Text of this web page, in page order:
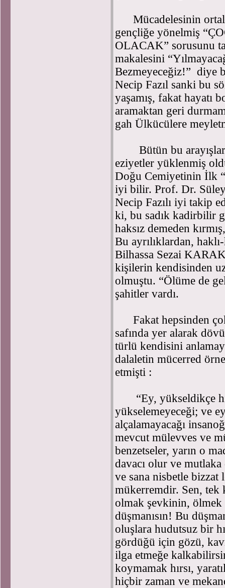
Mücadelesinin
gençliğe yönelmiş
OLACAK” sorusunu
makalesini
Bezmeyeceğiz!” diye
Necip Fazıl sanki bu
yaşamış, fakat hayatı
aramaktan geri
gah Ülkücülere
Bütün bu arayışlar
eziyetler yüklenmiş
Doğu Cemiyetinin İlk
iyi bilir. Prof. Dr.
Necip Fazılı iyi takip
ki, bu sadık kadirbilir
haksız demeden
Bu ayrılıklardan,
Bilhassa Sezai
kişilerin kendisinden
olmuştu. “Ölüme de
şahitler vardı.
Fakat hepsinden
safında yer alarak
türlü kendisini
dalaletin mücerred
etmişti :
“Ey, yükseldikçe
yükselemeyeceği; ve
alçalamayacağı
mevcut mülevves ve
benzetseler, yarın o
davacı olur ve mutlaka
ve sana nisbetle
mükerremdir. Sen, tek
olmak şevkinin, ölmek
düşmanısın! Bu
oluşlara hudutsuz bir
gördüğü için gözü,
ilga etmeğe
koymamak hırsı,
hiçbir zaman ve